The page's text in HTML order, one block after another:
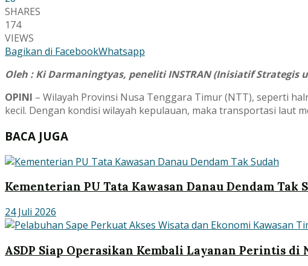
SHARES
174
VIEWS
Bagikan di FacebookWhatsapp
Oleh : Ki Darmaningtyas, peneliti INSTRAN (Inisiatif Strategis
OPINI – Wilayah Provinsi Nusa Tenggara Timur (NTT), seperti
kecil. Dengan kondisi wilayah kepulauan, maka transportasi laut
BACA JUGA
Kementerian PU Tata Kawasan Danau Dendam Tak
24 Juli 2026
ASDP Siap Operasikan Kembali Layanan Perintis di